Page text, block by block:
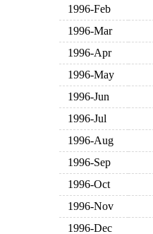
1996-Feb
1996-Mar
1996-Apr
1996-May
1996-Jun
1996-Jul
1996-Aug
1996-Sep
1996-Oct
1996-Nov
1996-Dec